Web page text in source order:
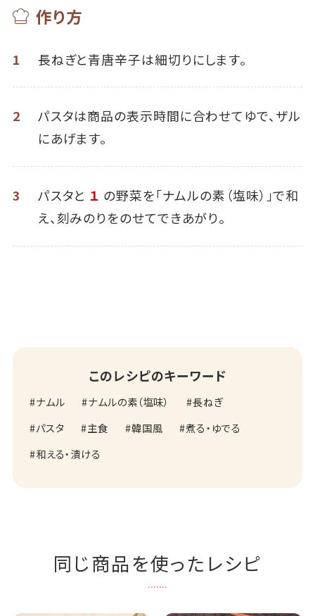
作り方
1 長ねぎと青唐辛子は細切りにします。
2
パスタは商品の表示時間に合わせてゆで、ザル
にあげます。
3 パスタと １ の野菜を「ナムルの素（塩味）」で和
え、刻みのりをのせてできあがり。
このレシピのキーワード
ナムル ナムルの素（塩味）
長ねぎ
パスタ
主食 韓国風
煮る・ゆでる
和える・漬ける
同じ商品を使ったレシピ